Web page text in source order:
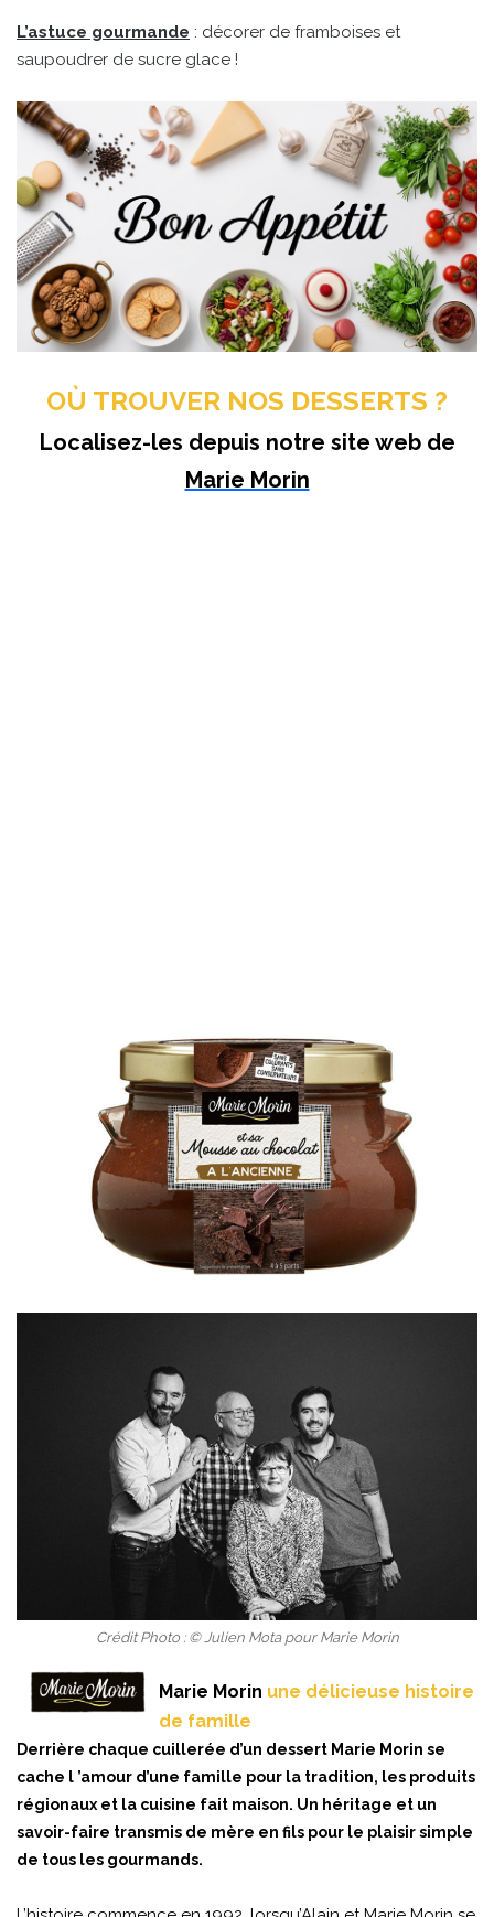
L’astuce gourmande : décorer de framboises et
saupoudrer de sucre glace !
OÙ TROUVER NOS DESSERTS ?
Localisez-les depuis notre site web de
Marie Morin
Crédit Photo : © Julien Mota pour Marie Morin
Marie Morin une délicieuse histoire
de famille
Derrière chaque cuillerée d’un dessert Marie Morin se
cache l ’amour d’une famille pour la tradition, les produits
régionaux et la cuisine fait maison. Un héritage et un
savoir-faire transmis de mère en fils pour le plaisir simple
de tous les gourmands.